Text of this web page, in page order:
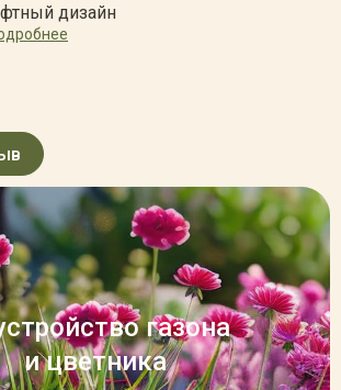
дизайн
газона
и цветника